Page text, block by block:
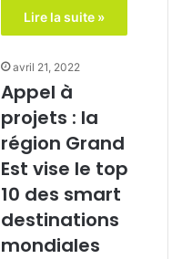
Lire la suite »
avril 21, 2022
Appel à
projets : la
région Grand
Est vise le top
10 des smart
destinations
mondiales